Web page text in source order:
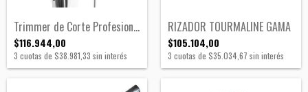
Trimmer de Corte Profesional Inalámbrico...
$116.944,00
3 cuotas de $38.981,33 sin interés
RIZADOR TOURMALINE GAMA
$105.104,00
3 cuotas de $35.034,67 sin interés